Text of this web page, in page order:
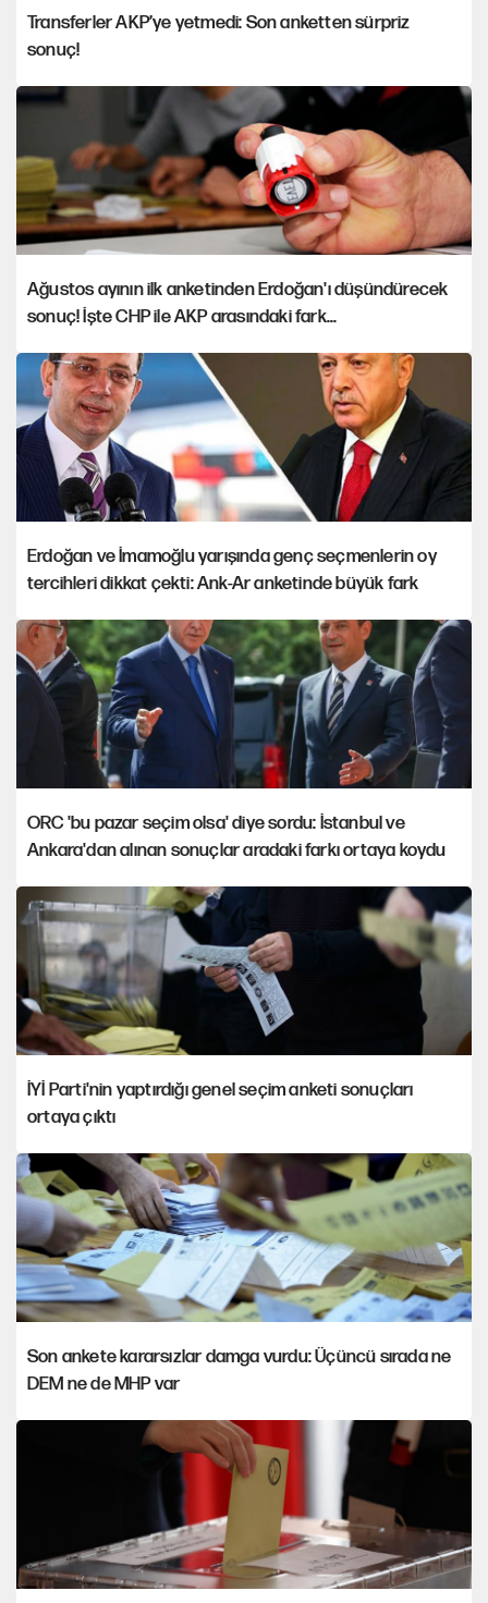
Transferler AKP’ye yetmedi: Son anketten sürpriz
sonuç!
Ağustos ayının ilk anketinden Erdoğan'ı düşündürecek
sonuç! İşte CHP ile AKP arasındaki fark...
Erdoğan ve İmamoğlu yarışında genç seçmenlerin oy
tercihleri dikkat çekti: Ank-Ar anketinde büyük fark
ORC 'bu pazar seçim olsa' diye sordu: İstanbul ve
Ankara'dan alınan sonuçlar aradaki farkı ortaya koydu
İYİ Parti'nin yaptırdığı genel seçim anketi sonuçları
ortaya çıktı
Son ankete kararsızlar damga vurdu: Üçüncü sırada ne
DEM ne de MHP var